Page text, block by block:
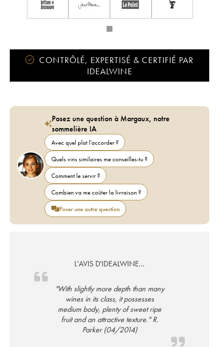
CONTRÔLÉ, EXPERTISÉ & CERTIFIÉ PAR
IDEALWINE
Posez une question à Margaux, notre
sommelière IA
Avec quel plat l'accorder ?
Quels vins similaires me conseilles-tu ?
Comment le servir ?
Combien va me coûter la livraison ?
Poser une autre question
L'AVIS D'IDEALWINE...
"With slightly more depth than many
wines in its class, it possesses
medium body, plenty of sweet ripe
fruit and an attractive texture." R.
Parker (04/2014)